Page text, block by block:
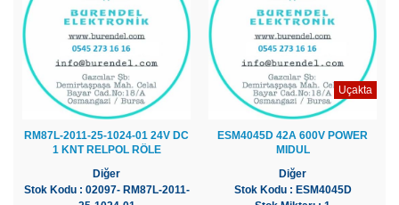
RM87L-2011-25-1024-01 24V DC
1 KNT RELPOL RÖLE
Diğer
Stok Kodu : 02097- RM87L-2011-
Uçakta
ESM4045D 42A 600V POWER
MIDUL
Diğer
Stok Kodu : ESM4045D